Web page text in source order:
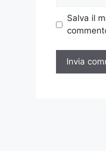
Salva il